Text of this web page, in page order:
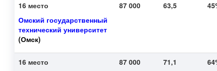
16 место
Омский государственный
технический университет
(Омск)
87 000 63,5
16 место
87 000 71,1